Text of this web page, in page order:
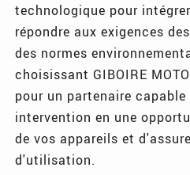
technologique pour
répondre aux exigences
des normes
choisissant GIBOIRE
pour un partenaire
intervention en une
de vos appareils et
d'utilisation.